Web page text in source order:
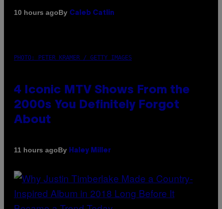
10 hours agoBy Caleb Catlin
PHOTO: PETER KRAMER / GETTY IMAGES
4 Iconic MTV Shows From the
2000s You Definitely Forgot
About
11 hours agoBy Haley Miller